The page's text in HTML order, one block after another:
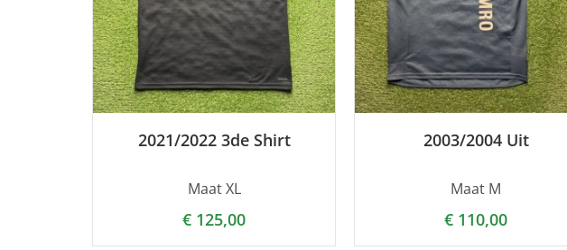
2021/2022 3de Shirt
Maat XL
€ 125,00
2003/2004 Uit
Maat M
€ 110,00